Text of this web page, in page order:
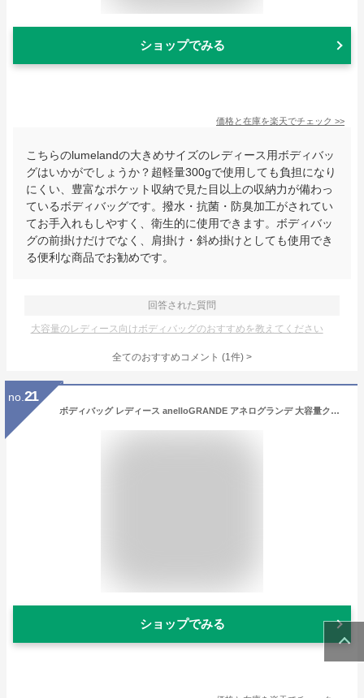
ショップでみる
価格と在庫を楽天でチェック >>
こちらのlumelandの大きめサイズのレディース用ボディバッ
グはいかがでしょうか？超軽量300gで使用しても負担になり
にくい、豊富なポケット収納で見た目以上の収納力が備わっ
ているボディバッグです。撥水・抗菌・防臭加工がされてい
てお手入れもしやすく、衛生的に使用できます。ボディバッ
グの前掛けだけでなく、肩掛け・斜め掛けとしても使用でき
る便利な商品でお勧めです。
回答された質問
大容量のレディース向けボディバッグのおすすめを教えてください
全てのおすすめコメント (1件) >
no. 21
ボディバッグ レディース anelloGRANDE アネログランデ 大容量クロスボディ 15L ピンク/ブラック/ベージュ かばん かわいい おしゃれ ニッセン nissen
ショップでみる